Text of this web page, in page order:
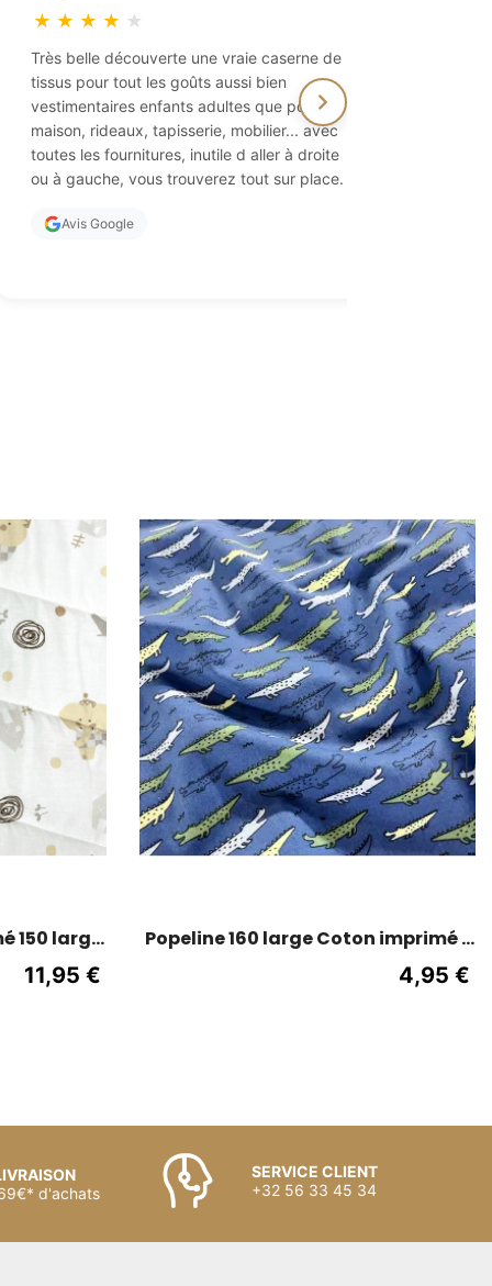
★ ★ ★ ★ ★
Très belle découverte une vraie caserne de
tissus pour tout les goûts aussi bien
vestimentaires enfants adultes que pour la
maison, rideaux, tapisserie, mobilier... avec
toutes les fournitures, inutile d aller à droite
ou à gauche, vous trouverez tout sur place.
Avis Google
150 large
11,95 €
Popeline 160 large Coton imprimé -
4,95 €
d'achats
SERVICE CLIENT
+32 56 33 45 34